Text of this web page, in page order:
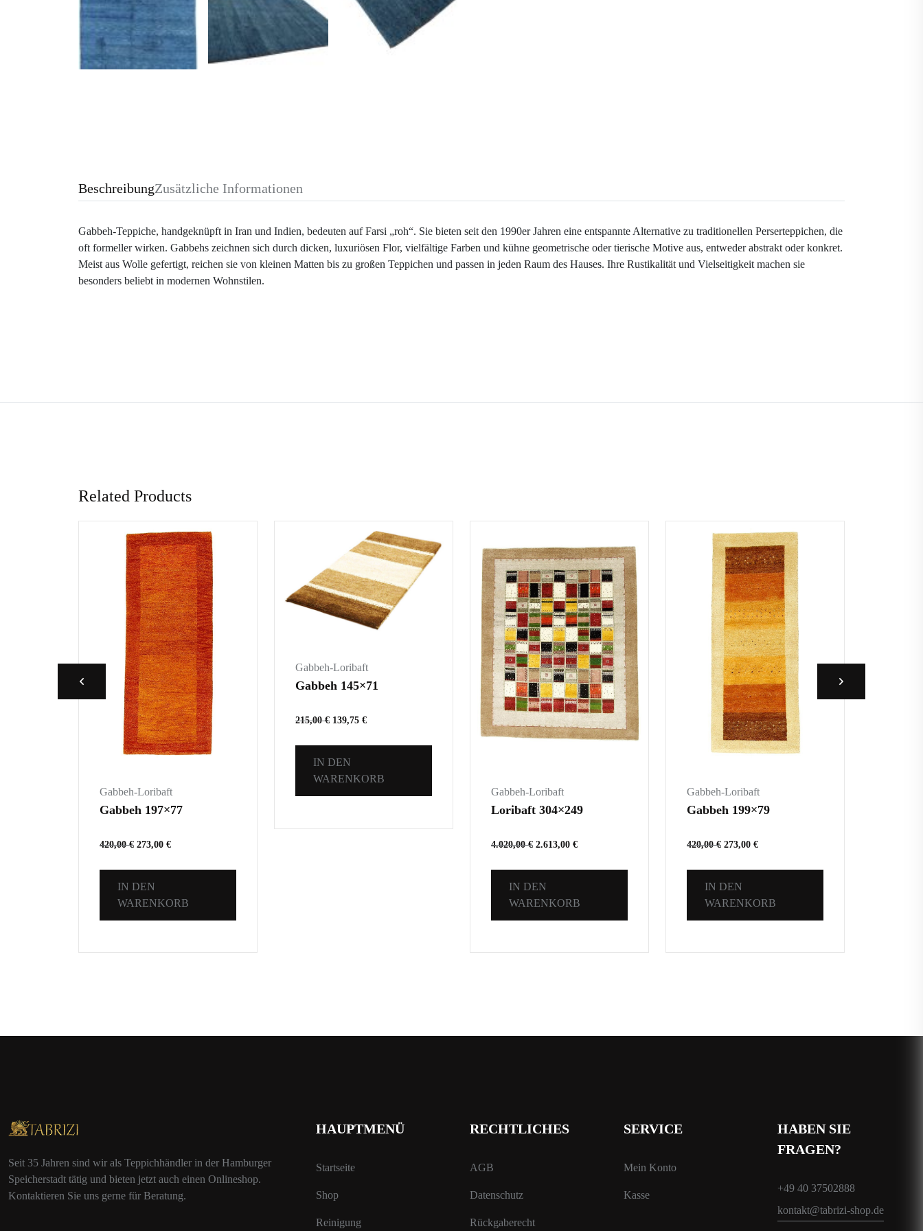
BeschreibungZusätzliche Informationen
Gabbeh-Teppiche, handgeknüpft in Iran und Indien, bedeuten auf Farsi „roh“. Sie bieten seit den 1990er Jahren eine entspannte Alternative zu traditionellen Perserteppichen, die
oft formeller wirken. Gabbehs zeichnen sich durch dicken, luxuriösen Flor, vielfältige Farben und kühne geometrische oder tierische Motive aus, entweder abstrakt oder konkret.
Meist aus Wolle gefertigt, reichen sie von kleinen Matten bis zu großen Teppichen und passen in jeden Raum des Hauses. Ihre Rustikalität und Vielseitigkeit machen sie
besonders beliebt in modernen Wohnstilen.
Related Products
Gabbeh-Loribaft
Gabbeh 197×77
420,00€ 273,00 €
IN DEN
WARENKORB
Gabbeh-Loribaft
Gabbeh 145×71
215,00€ 139,75 €
IN DEN
WARENKORB
Gabbeh-Loribaft
Loribaft 304×249
4.020,00€ 2.613,00 €
IN DEN
WARENKORB
Gabbeh-Loribaft
Gabbeh 199×79
420,00€ 273,00 €
IN DEN
WARENKORB
Seit 35 Jahren sind wir als Teppichhändler in der Hamburger
Speicherstadt tätig und bieten jetzt auch einen Onlineshop.
Kontaktieren Sie uns gerne für Beratung.
HAUPTMENÜ
Startseite
Shop
Reinigung
RECHTLICHES
AGB
Datenschutz
Rückgaberecht
SERVICE
Mein Konto
Kasse
HABEN SIE
FRAGEN?
+49 40 37502888
kontakt@tabrizi-shop.de